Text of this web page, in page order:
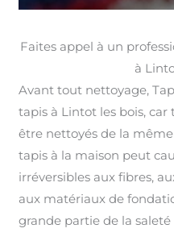
Faites appel à un
à
Avant tout nettoyage,
tapis à Lintot les bois,
être nettoyés de la
tapis à la maison peut
irréversibles aux fibres,
aux matériaux de
grande partie de la